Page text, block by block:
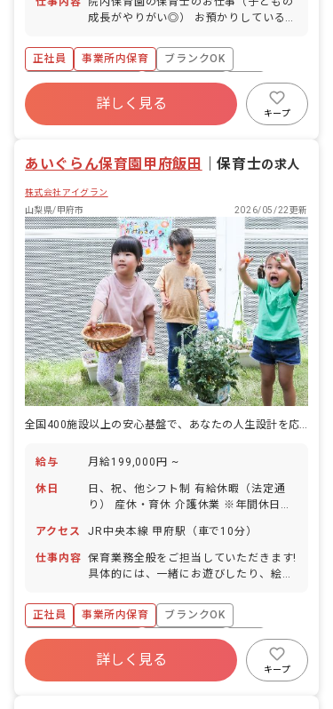
成長がやりがい◎） お預かりしている子
食事・睡眠・排泄・清潔・衣類の着脱等
・集団生活を通じた社会性の装着 ・行事
の計画・実行、お知らせの作成
正社員 事業所内保育
ブランクOK
ボーナス・賞与あり
社会保険完備
有給
福利厚生充実
退職金制度
昇給昇進あり
詳しく見る
キープ
あいぐらん保育園甲府飯田 ｜保育士の求人
株式会社アイグラン
山梨県/甲府市
2026/05/22更新
給与 月給199,000円 ~
休日
日、祝、他シフト制 有給休暇（法定通
り） 産休・育休 介護休業 ※年間休日
アクセス
JR中央本線 甲府駅（車で10分）
仕事内容 保育業務全般をご担当していただきます!
具体的には、一緒にお遊びしたり、絵本
お昼寝、お着替え、お散歩などをお任せ
します!
正社員 事業所内保育
ブランクOK
ボーナス・賞与あり
社会保険完備
福利厚生充実
退職金制度
昇給昇進あり
詳しく見る
キープ